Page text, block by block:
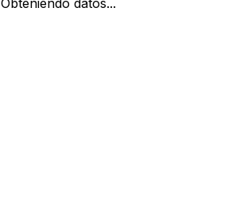
Obteniendo datos...